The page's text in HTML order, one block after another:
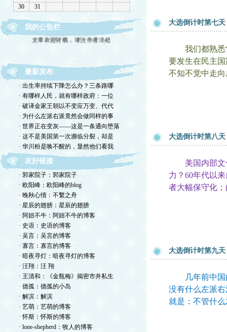
我的公告栏
文章欢迎转载，请注作者出处
最新发布
· 出生率持续下降怎么办？三条路哪
· 有哪样人民，就有哪样政府：一位
· 破译金家王朝以不变应万变、代代
· 为什么左派右派竟然会做同样的事
· 世界正在变灰——这是一条通向堕落
· 这不是美国第一次濒临分裂，却是
· 华川粉是唤不醒的，显然他们看我
友好链接
· 郭家院子：郭家院子
· 欧阳峰：欧阳峰的blog
· 晚秋心情：不繫之舟
· 星辰的翅膀：星辰的翅膀
· 阿妞不牛：阿妞不牛的博客
· 史语：史语的博客
· 吴言：吴言的博客
· 寡言：寡言的博客
· 暗夜寻灯：暗夜寻灯的博客
· 汪翔：汪 翔
· 王清和：《金瓶梅》揭密市井私生
· 德孤：德孤的小岛
· 解滨：解滨
· 艺萌：艺萌的博客
· 怀斯：怀斯的博客
· lone-shepherd：牧人的博客
大选倒计时第七
我们都熟悉“
要发生在民主
不知不觉中走
大选倒计时第八
美国内部文化
力？60年代以
者大幅保守化
大选倒计时第九
几年前中国的
没有什么左派
就是：不管什